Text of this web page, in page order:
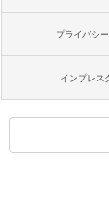
プライバシ
インプレス